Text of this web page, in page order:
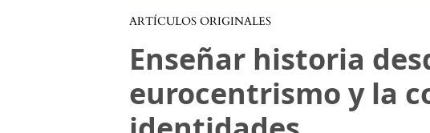
ARTÍCULOS ORIGINALES
Enseñar historia
eurocentrismo y la